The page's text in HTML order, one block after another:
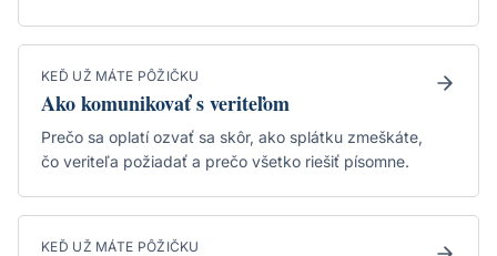
KEĎ UŽ MÁTE PÔŽIČKU
Ako komunikovať s veriteľom
Prečo sa oplatí ozvať sa skôr, ako splátku zmeškáte,
čo veriteľa požiadať a prečo všetko riešiť písomne.
KEĎ UŽ MÁTE PÔŽIČKU